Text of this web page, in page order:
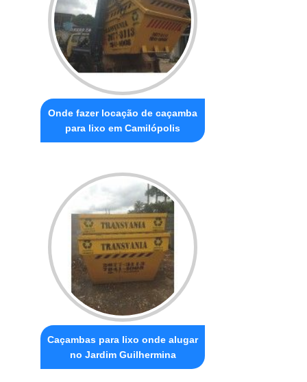
Onde fazer locação de caçamba
para lixo em Camilópolis
Caçambas para lixo onde alugar
no Jardim Guilhermina